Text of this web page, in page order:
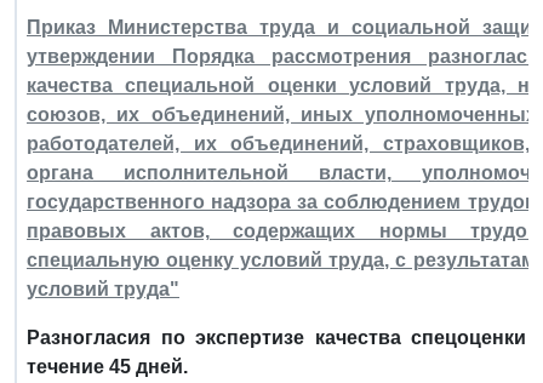
Приказ Министерства труда и социальной
утверждении Порядка рассмотрения
качества специальной оценки условий труда,
союзов, их объединений, иных уполномоченных
работодателей, их объединений,
органа исполнительной власти,
государственного надзора за соблюдением
правовых актов, содержащих нормы
специальную оценку условий труда, с
условий труда"
Разногласия по экспертизе качества
течение 45 дней.